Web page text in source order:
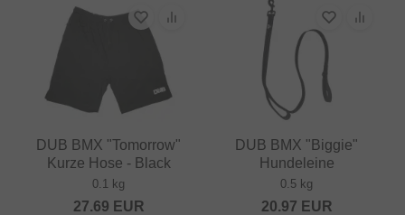
DUB BMX "Tomorrow"
Kurze Hose - Black
0.1 kg
27.69 EUR
DUB BMX "Biggie"
Hundeleine
0.5 kg
20.97 EUR